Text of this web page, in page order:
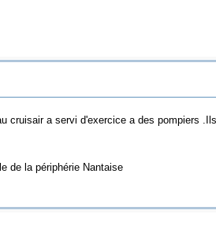
cruisair a servi d'exercice a des pompiers
de la périphérie Nantaise